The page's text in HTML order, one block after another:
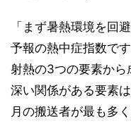
「まず暑熱環境を回
予報の熱中症指数で
射熱の3つの要素から
深い関係がある要素
月の搬送者が最も多